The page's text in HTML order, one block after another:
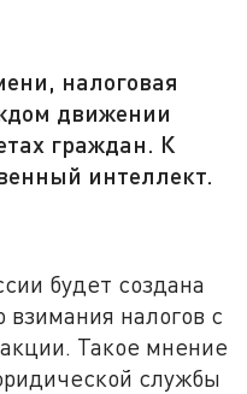
налоговая
движении
граждан. К
интеллект.
будет создана
взимания налогов с
Такое мнение
службы